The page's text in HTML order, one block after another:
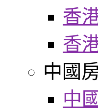
香
香
中國
中